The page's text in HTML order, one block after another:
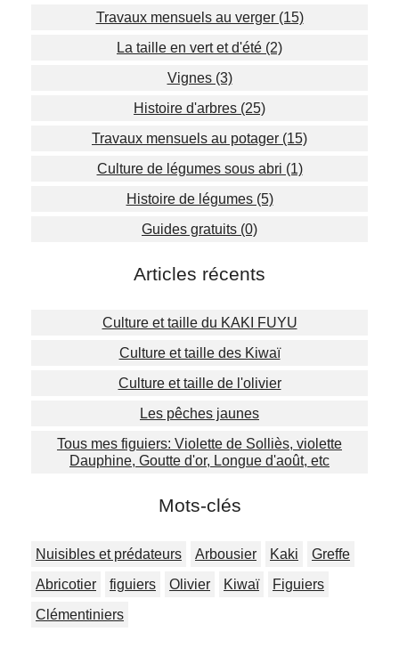
Travaux mensuels au verger (15)
La taille en vert et d'été (2)
Vignes (3)
Histoire d'arbres (25)
Travaux mensuels au potager (15)
Culture de légumes sous abri (1)
Histoire de légumes (5)
Guides gratuits (0)
Articles récents
Culture et taille du KAKI FUYU
Culture et taille des Kiwaï
Culture et taille de l'olivier
Les pêches jaunes
Tous mes figuiers: Violette de Solliès, violette
Dauphine, Goutte d'or, Longue d'août, etc
Mots-clés
Nuisibles et prédateurs Arbousier Kaki
Greffe
Abricotier
figuiers Olivier Kiwaï
Figuiers
Clémentiniers